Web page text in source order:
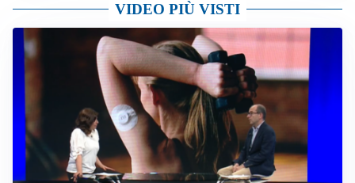
VIDEO PIÙ VISTI